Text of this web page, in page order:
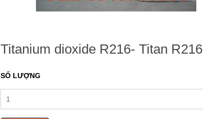
Titanium dioxide R216- Titan R216
SỐ LƯỢNG